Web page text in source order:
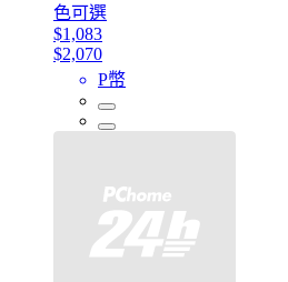
色可選
$1,083
$2,070
P幣